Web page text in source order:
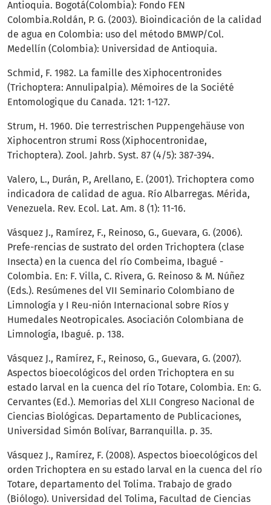
Antioquia. Bogotá(Colombia): Fondo FEN
Colombia.Roldán, P. G. (2003). Bioindicación de la calidad
de agua en Colombia: uso del método BMWP/Col.
Medellín (Colombia): Universidad de Antioquia.
Schmid, F. 1982. La famille des Xiphocentronides
(Trichoptera: Annulipalpia). Mémoires de la Société
Entomologique du Canada. 121: 1-127.
Strum, H. 1960. Die terrestrischen Puppengehäuse von
Xiphocentron strumi Ross (Xiphocentronidae,
Trichoptera). Zool. Jahrb. Syst. 87 (4/5): 387-394.
Valero, L., Durán, P., Arellano, E. (2001). Trichoptera como
indicadora de calidad de agua. Río Albarregas. Mérida,
Venezuela. Rev. Ecol. Lat. Am. 8 (1): 11-16.
Vásquez J., Ramírez, F., Reinoso, G., Guevara, G. (2006).
Prefe-rencias de sustrato del orden Trichoptera (clase
Insecta) en la cuenca del río Combeima, Ibagué -
Colombia. En: F. Villa, C. Rivera, G. Reinoso & M. Núñez
(Eds.). Resúmenes del VII Seminario Colombiano de
Limnología y I Reu-nión Internacional sobre Ríos y
Humedales Neotropicales. Asociación Colombiana de
Limnología, Ibagué. p. 138.
Vásquez J., Ramírez, F., Reinoso, G., Guevara, G. (2007).
Aspectos bioecológicos del orden Trichoptera en su
estado larval en la cuenca del río Totare, Colombia. En: G.
Cervantes (Ed.). Memorias del XLII Congreso Nacional de
Ciencias Biológicas. Departamento de Publicaciones,
Universidad Simón Bolívar, Barranquilla. p. 35.
Vásquez J., Ramírez, F. (2008). Aspectos bioecológicos del
orden Trichoptera en su estado larval en la cuenca del río
Totare, departamento del Tolima. Trabajo de grado
(Biólogo). Universidad del Tolima, Facultad de Ciencias